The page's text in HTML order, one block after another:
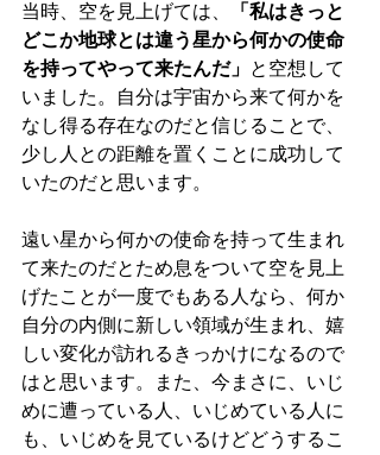
当時、空を見上げては、
「私はきっと
どこか地球とは違う星から何かの使命
を持ってやって来たんだ」 と空想して
いました。自分は宇宙から来て何かを
なし得る存在なのだと信じることで、
少し人との距離を置くことに成功して
いたのだと思います。
遠い星から何かの使命を持って生まれ
て来たのだとため息をついて空を見上
げたことが一度でもある人なら、何か
自分の内側に新しい領域が生まれ、嬉
しい変化が訪れるきっかけになるので
はと思います。また、今まさに、いじ
めに遭っている人、いじめている人に
も、いじめを見ているけどどうするこ